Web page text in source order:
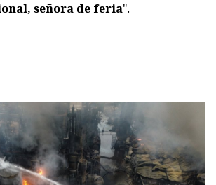
señora de feria".